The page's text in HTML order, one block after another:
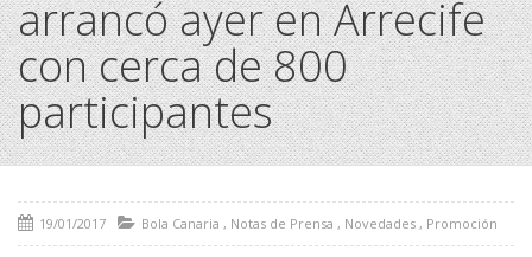
arrancó ayer en Arrecife
con cerca de 800
participantes
19/01/2017 Bola Canaria , Notas de Prensa , Novedades , Promoción